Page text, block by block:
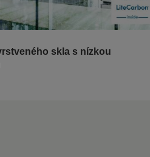
skla s nízkou